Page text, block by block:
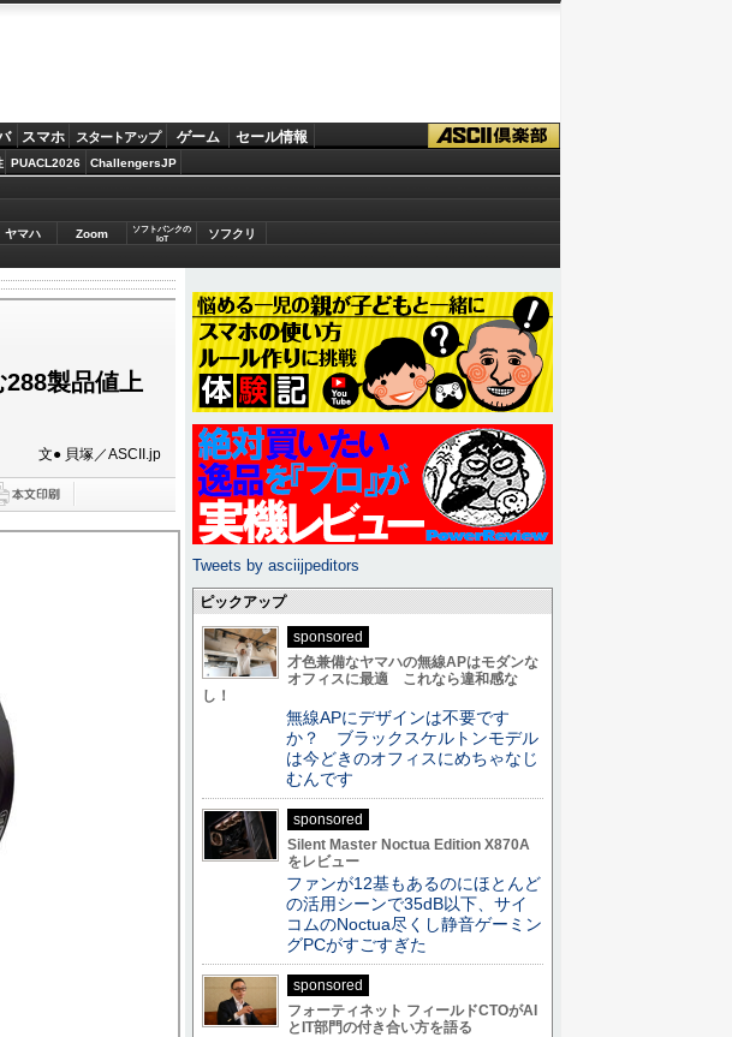
スマホ スタートアップ ゲーム セール情報
PUACL2026 ChallengersJP
ヤマハ Zoom
ソフトバンクの
IoT
ソフクリ
製品値上
文● 貝塚／ASCII.jp
Tweets by asciijpeditors
ピックアップ
sponsored
才色兼備なヤマハの無線APはモダンな
オフィスに最適 これなら違和感な
し！
無線APにデザインは不要です
か？ ブラックスケルトンモデル
は今どきのオフィスにめちゃなじ
むんです
sponsored
Silent Master Noctua Edition X870A
をレビュー
ファンが12基もあるのにほとんど
の活用シーンで35dB以下、サイ
コムのNoctua尽くし静音ゲーミン
グPCがすごすぎた
sponsored
フォーティネット フィールドCTOがAI
とIT部門の付き合い方を語る